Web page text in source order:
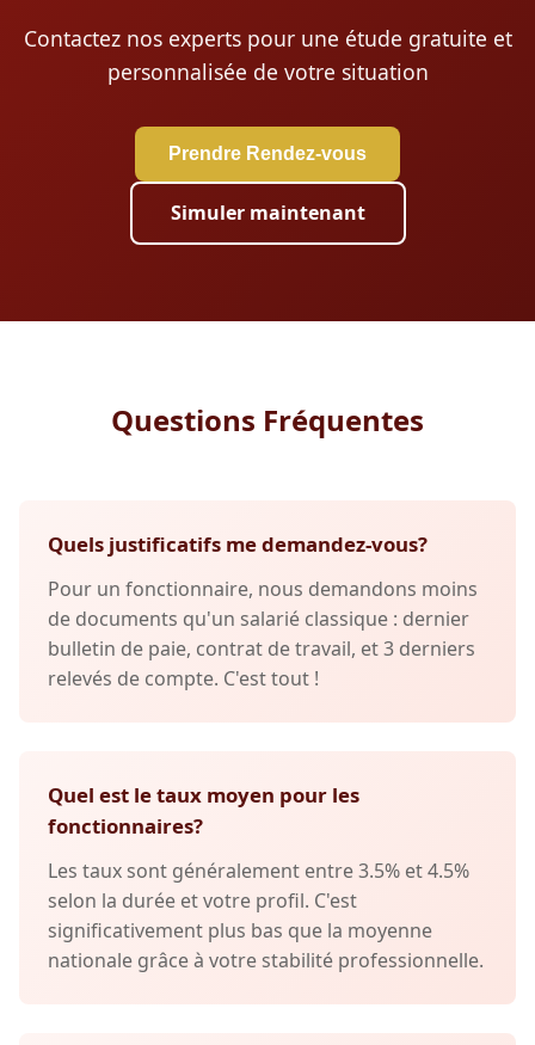
Contactez nos experts pour une étude gratuite et
personnalisée de votre situation
Prendre Rendez-vous
Simuler maintenant
Questions Fréquentes
Quels justificatifs me demandez-vous?
Pour un fonctionnaire, nous demandons moins
de documents qu'un salarié classique : dernier
bulletin de paie, contrat de travail, et 3 derniers
relevés de compte. C'est tout !
Quel est le taux moyen pour les
fonctionnaires?
Les taux sont généralement entre 3.5% et 4.5%
selon la durée et votre profil. C'est
significativement plus bas que la moyenne
nationale grâce à votre stabilité professionnelle.